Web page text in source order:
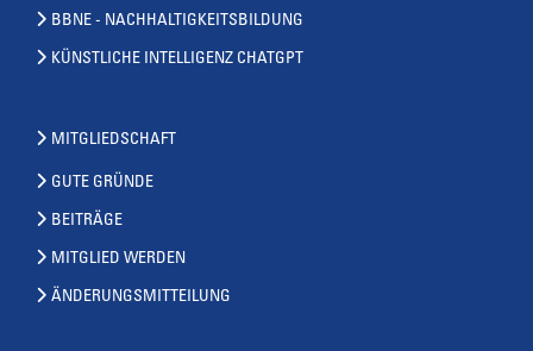
BBNE - NACHHALTIGKEITSBILDUNG
KÜNSTLICHE INTELLIGENZ CHATGPT
MITGLIEDSCHAFT
GUTE GRÜNDE
BEITRÄGE
MITGLIED WERDEN
ÄNDERUNGSMITTEILUNG